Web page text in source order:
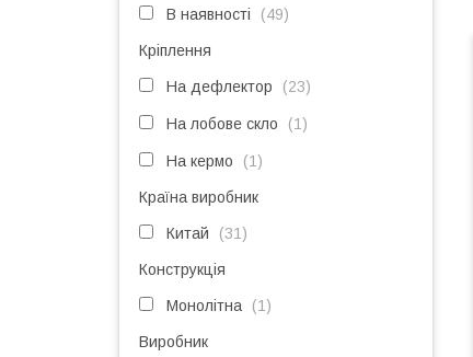
В наявності 49
Кріплення
На дефлектор 23
На лобове скло 1
На кермо 1
Країна виробник
Китай 31
Конструкція
Монолітна 1
Виробник